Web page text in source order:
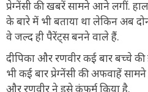
प्रेग्नेंसी की खबरें सामने आने लगीं.
के बारे में भी बताया था लेकिन अब
वे जल्द ही पैरेंट्स बनने वाले हैं.
दीपिका और रणवीर कई बार बच्चे
भी कई बार प्रेग्नेंसी की अफवाहें
और रणवीर ने इसे कंफर्म किया है.